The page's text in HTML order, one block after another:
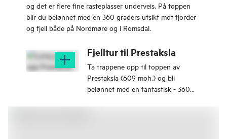
og det er flere fine rasteplasser underveis. På toppen
blir du belønnet med en 360 graders utsikt mot fjorder
og fjell både på Nordmøre og i Romsdal.
Fjelltur til Prestaksla
Ta trappene opp til toppen av
Prestaksla (609 moh.) og bli
belønnet med en fantastisk - 360